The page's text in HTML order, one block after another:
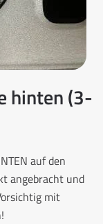
hinten (3-
auf den
angebracht und
mit